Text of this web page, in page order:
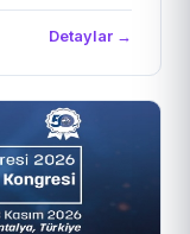
Detaylar →